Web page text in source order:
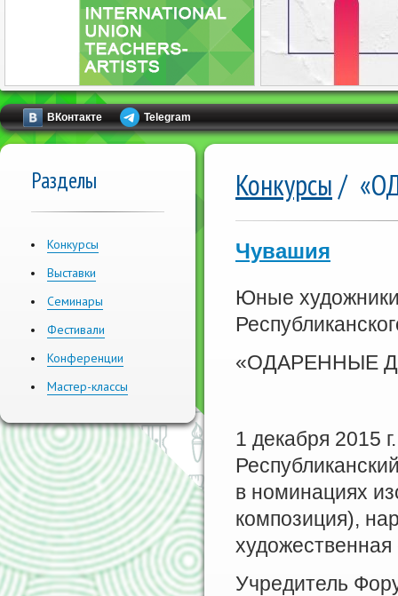
ВКонтакте Telegram
Разделы
Конкурсы
Выставки
Семинары
Фестивали
Конференции
Мастер-классы
Конкурсы/
Чувашия
Юные
«ОДАРЕННЫЕ
1 декабря 2015
в номинациях
композиция),
Учредитель